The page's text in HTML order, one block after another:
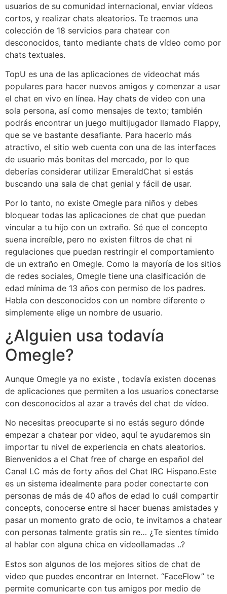
usuarios de su comunidad internacional, enviar vídeos
cortos, y realizar chats aleatorios. Te traemos una
colección de 18 servicios para chatear con
desconocidos, tanto mediante chats de vídeo como por
chats textuales.
TopU es una de las aplicaciones de videochat más
populares para hacer nuevos amigos y comenzar a usar
el chat en vivo en línea. Hay chats de video con una
sola persona, así como mensajes de texto; también
podrás encontrar un juego multijugador llamado Flappy,
que se ve bastante desafiante. Para hacerlo más
atractivo, el sitio web cuenta con una de las interfaces
de usuario más bonitas del mercado, por lo que
deberías considerar utilizar EmeraldChat si estás
buscando una sala de chat genial y fácil de usar.
Por lo tanto, no existe Omegle para niños y debes
bloquear todas las aplicaciones de chat que puedan
vincular a tu hijo con un extraño. Sé que el concepto
suena increíble, pero no existen filtros de chat ni
regulaciones que puedan restringir el comportamiento
de un extraño en Omegle. Como la mayoría de los sitios
de redes sociales, Omegle tiene una clasificación de
edad mínima de 13 años con permiso de los padres.
Habla con desconocidos con un nombre diferente o
simplemente elige un nombre de usuario.
¿Alguien usa todavía
Omegle?
Aunque Omegle ya no existe , todavía existen docenas
de aplicaciones que permiten a los usuarios conectarse
con desconocidos al azar a través del chat de vídeo.
No necesitas preocuparte si no estás seguro dónde
empezar a chatear por video, aquí te ayudaremos sin
importar tu nivel de experiencia en chats aleatorios.
Bienvenidos a el Chat free of charge en español del
Canal LC más de forty años del Chat IRC Hispano.Este
es un sistema idealmente para poder conectarte con
personas de más de 40 años de edad lo cuál compartir
concepts, conocerse entre si hacer buenas amistades y
pasar un momento grato de ocio, te invitamos a chatear
con personas talmente gratis sin re… ¿Te sientes tímido
al hablar con alguna chica en videollamadas ..?
Estos son algunos de los mejores sitios de chat de
video que puedes encontrar en Internet. “FaceFlow” te
permite comunicarte con tus amigos por medio de